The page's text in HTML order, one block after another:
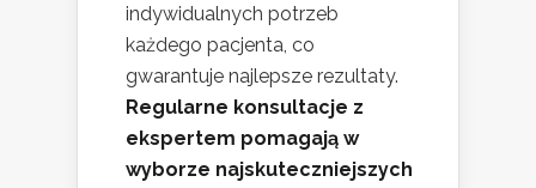
indywidualnych potrzeb
każdego pacjenta, co
gwarantuje najlepsze rezultaty.
Regularne konsultacje z
ekspertem pomagają w
wyborze najskuteczniejszych